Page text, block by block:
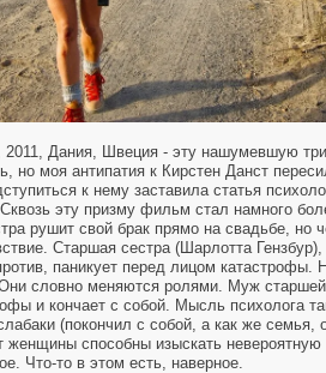
, 2011, Дания, Швеция - эту нашумевшую
но моя антипатия к Кирстен Данст
к нему заставила статья
эту призму фильм стал намного
рушит свой брак прямо на свадьбе, но
Старшая сестра (Шарлотта
паникует перед лицом катастрофы.
словно меняются ролями. Муж
и кончает с собой. Мысль психолога
(покончил с собой, а как же
женщины способны изыскать невероятную
Что-то в этом есть, наверное.